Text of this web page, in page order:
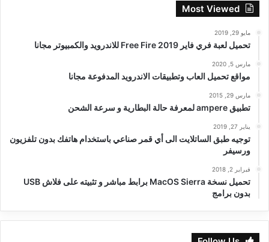
Most Viewed
مايو 29, 2019
تحميل لعبة فري فاير Free Fire 2019 للاندرويد والكمبيوتر مجانا
مارس 5, 2020
مواقع تحميل العاب وتطبيقات الاندرويد المدفوعة مجانا
مارس 29, 2015
تطبيق ampere لمعرفة حالة البطارية و سرعة الشحن
يناير 27, 2019
توجيه طبق الساتلايت الى أي قمر صناعي باستخدام هاتفك بدون تلفزيون
ورسيفر
فبراير 2, 2018
تحميل نسخة MacOS Sierra برابط مباشر و تثبيته على فلاش USB
بدون برامج